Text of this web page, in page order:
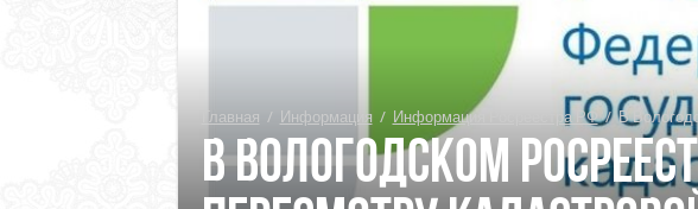
Главная / Информация / Информация Росреестра РФ / В
В Вологодском